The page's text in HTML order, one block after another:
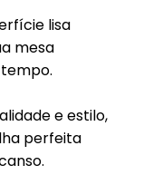
lisa
mesa
e estilo,
perfeita